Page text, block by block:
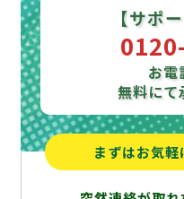
【サポ
お電
無料にて
まずはお気軽